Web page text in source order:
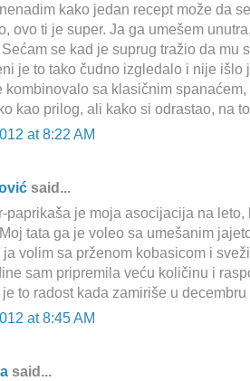
kako jedan recept može da
ovo ti je super. Ja ga umešem
se kad je suprug tražio da mu
je to tako čudno izgledalo i nije išlo
kombinovalo sa klasičnim
kao prilog, ali kako si odrastao, na
at 8:22 AM
said...
paprikaša je moja asocijacija na leto,
tata ga je voleo sa umešanim
ja volim sa prženom kobasicom i
sam pripremila veću količinu i
to radost kada zamiriše u
at 8:45 AM
said...